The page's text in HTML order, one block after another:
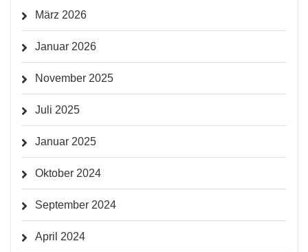
März 2026
Januar 2026
November 2025
Juli 2025
Januar 2025
Oktober 2024
September 2024
April 2024